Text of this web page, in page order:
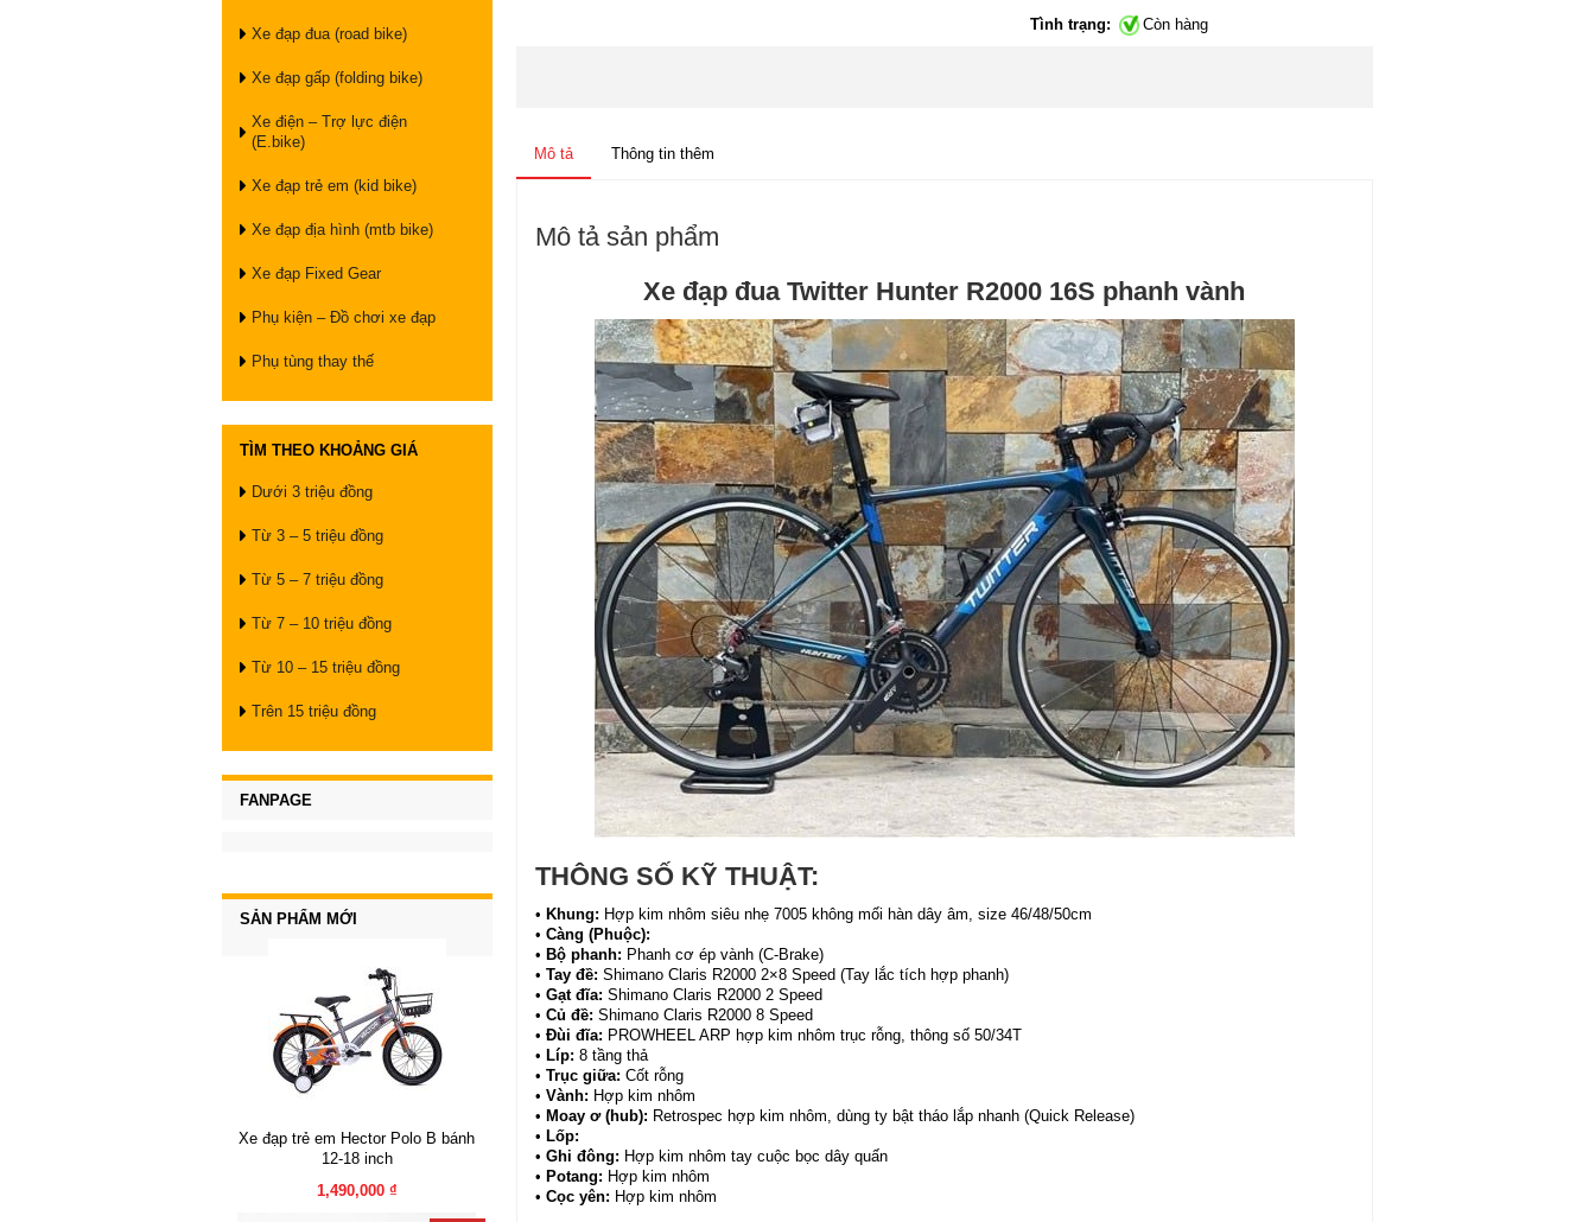
Xe đạp đua (road bike)
Xe đạp gấp (folding bike)
Xe điện – Trợ lực điện
(E.bike)
Xe đạp trẻ em (kid bike)
Xe đạp địa hình (mtb bike)
Xe đạp Fixed Gear
Phụ kiện – Đồ chơi xe đạp
Phụ tùng thay thế
TÌM THEO KHOẢNG GIÁ
Dưới 3 triệu đồng
Từ 3 – 5 triệu đồng
Từ 5 – 7 triệu đồng
Từ 7 – 10 triệu đồng
Từ 10 – 15 triệu đồng
Trên 15 triệu đồng
FANPAGE
SẢN PHẨM MỚI
Xe đạp trẻ em Hector Polo B bánh
12-18 inch
1,490,000 ₫
Tình trạng: Còn hàng
Mô tả Thông tin thêm
Mô tả sản phẩm
Xe đạp đua Twitter Hunter R2000 16S phanh vành
THÔNG SỐ KỸ THUẬT:
• Khung: Hợp kim nhôm siêu nhẹ 7005 không mối hàn dây âm, size 46/48/50cm
• Càng (Phuộc):
• Bộ phanh: Phanh cơ ép vành (C-Brake)
• Tay đề: Shimano Claris R2000 2×8 Speed (Tay lắc tích hợp phanh)
• Gạt đĩa: Shimano Claris R2000 2 Speed
• Củ đề: Shimano Claris R2000 8 Speed
• Đùi đĩa: PROWHEEL ARP hợp kim nhôm trục rỗng, thông số 50/34T
• Líp: 8 tầng thả
• Trục giữa: Cốt rỗng
• Vành: Hợp kim nhôm
• Moay ơ (hub): Retrospec hợp kim nhôm, dùng ty bật tháo lắp nhanh (Quick Release)
• Lốp:
• Ghi đông: Hợp kim nhôm tay cuộc bọc dây quấn
• Potang: Hợp kim nhôm
• Cọc yên: Hợp kim nhôm